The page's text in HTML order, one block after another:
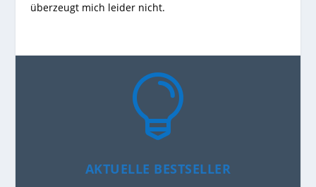
überzeugt mich leider nicht.

AKTUELLE BESTSELLER